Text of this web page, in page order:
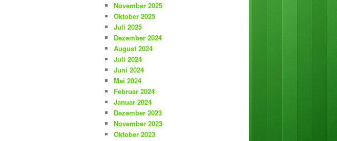
November 2025
Oktober 2025
Juli 2025
Dezember 2024
August 2024
Juli 2024
Juni 2024
Mai 2024
Februar 2024
Januar 2024
Dezember 2023
November 2023
Oktober 2023